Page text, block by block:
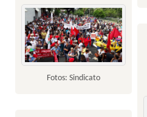
Fotos: Sindicato